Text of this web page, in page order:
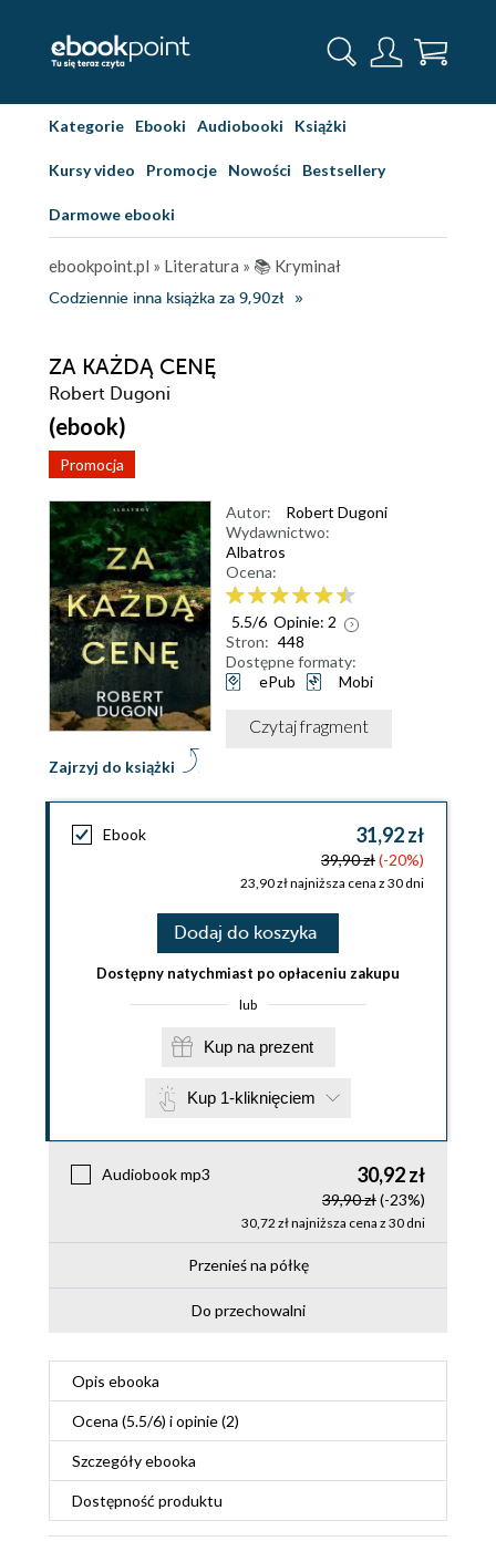
Kategorie Ebooki Audiobooki Książki
Kursy video Promocje Nowości Bestsellery
Darmowe ebooki
ebookpoint.pl » Literatura » 📚 Kryminał
Codziennie inna książka za 9,90zł
ZA KAŻDĄ CENĘ
Robert Dugoni
(ebook)
Promocja
Zajrzyj do książki
Autor:
Robert Dugoni
Wydawnictwo:
Albatros
Ocena:
5.5/6 Opinie: 2
Stron: 448
Dostępne formaty:
ePub
Mobi
Czytaj fragment
Ebook 31,92 zł
39,90 zł(-20%)
23,90 zł najniższa cena z 30 dni
Dodaj do koszyka
Dostępny natychmiast po opłaceniu zakupu
lub
Kup na prezent
Kup 1-kliknięciem
Audiobook mp3 30,92 zł
39,90 zł(-23%)
30,72 zł najniższa cena z 30 dni
Przenieś na półkę
Do przechowalni
Opis ebooka
Ocena (5.5/6) i opinie (2)
Szczegółyebooka
Dostępność produktu